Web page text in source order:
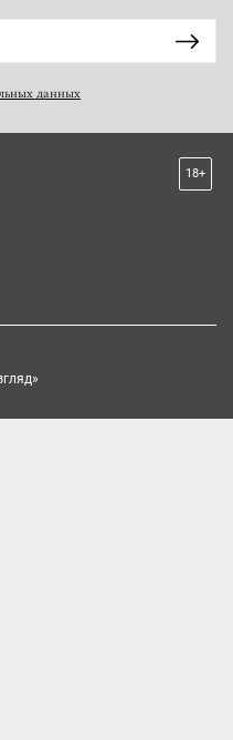
данных
18+